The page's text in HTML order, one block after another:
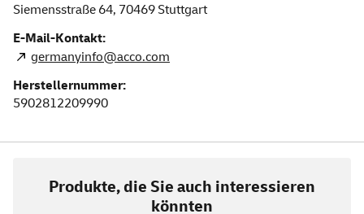
Siemensstraße 64, 70469Stuttgart
E-Mail-Kontakt:
germanyinfo@acco.com
Herstellernummer:
5902812209990
Produkte, die Sie auch interessieren
könnten